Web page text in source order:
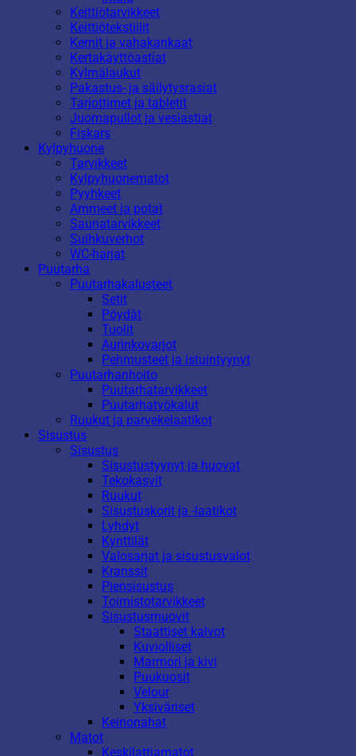
Keittiötarvikkeet
Keittiötekstiilit
Kernit ja vahakankaat
Kertakäyttöastiat
Kylmälaukut
Pakastus- ja säilytysrasiat
Tarjottimet ja tabletit
Juomapullot ja vesiastiat
Fiskars
Kylpyhuone
Tarvikkeet
Kylpyhuonematot
Pyyhkeet
Ammeet ja potat
Saunatarvikkeet
Suihkuverhot
WC-harjat
Puutarha
Puutarhakalusteet
Setit
Pöydät
Tuolit
Aurinkovarjot
Pehmusteet ja istuintyynyt
Puutarhanhoito
Puutarhatarvikkeet
Puutarhatyökalut
Ruukut ja parvekelaatikot
Sisustus
Sisustus
Sisustustyynyt ja huovat
Tekokasvit
Ruukut
Sisustuskorit ja -laatikot
Lyhdyt
Kynttilät
Valosarjat ja sisustusvalot
Kranssit
Piensisustus
Toimistotarvikkeet
Sisustusmuovit
Staattiset kalvot
Kuviolliset
Marmori ja kivi
Puukuosit
Velour
Yksiväriset
Keinonahat
Matot
Keskilattiamatot